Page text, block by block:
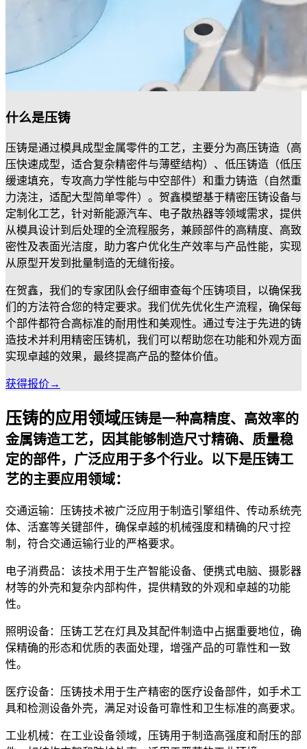
什么是压铸
压铸是通过模具成型金属零件的工艺，主要分为高压铸造​（高
压快速成型，适合复杂精密件与薄壁结构）、低压铸造​（低压
缓速填充，专攻高力学性能与中空部件）和重力铸造​（自然重
力浇注，适配大型简单零件）。贺鑫模塑基于精密压铸设备与
定制化工艺，针对新能源汽车、电子散热器等领域需求，提供
从模具设计到后处理的全流程服务，兼顾部件的高精度、高致
密性及表面光洁度，助力客户优化生产效率与产品性能，实现
从原型开发到批量制造的无缝衔接。
在贺鑫，我们的专家团队会仔细审查每个压铸项目，以确保我
们的方法符合您的特定要求。我们优先优化生产流程，确保每
个部件都符合高标准的耐用性和美观性。通过专注于先进的铸
造技术并利用精密压铸机，我们可以帮助您在功能和外观方面
实现卓越的效果，最终提高产品的整体价值。
获得报价→
压铸的应用领域压铸是一种高精度、高效率的
金属铸造工艺，因其能够制造尺寸精确、质量稳
定的部件，广泛应用于多个行业。以下是压铸工
艺的主要应用领域：
交通运输：压铸技术被广泛应用于制造引擎组件、传动系统壳
体、活塞等关键部件，确保卓越的机械强度和精确的尺寸控
制，符合交通运输行业的严格要求。
电子消费品：该技术用于生产智能设备、便携式电脑、摄影器
材等的外壳和复杂内部构件，提供精致的外观和卓越的功能
性。
照明设备：压铸工艺在灯具及其配件制造中占据重要地位，确
保精确的形态和优质的表面处理，增强产品的可靠性和一致
性。
医疗设备：压铸技术用于生产精密的医疗设备部件，如手术工
具和检测设备外壳，满足对设备可靠性和卫生标准的高要求。
工业机械：在工业设备领域，压铸用于制造高强度和耐压的部